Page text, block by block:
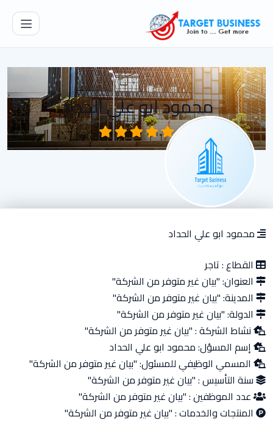
محمود ابو علي الحداد
محمود ابو علي الحداد
القطاع :تاجر
العنوان:"بيان غير متوفر من الشركة"
المدينة:"بيان غير متوفر من الشركة"
الدولة:"بيان غير متوفر من الشركة"
نشاط الشركة :"بيان غير متوفر من الشركة"
إسم المسؤل:محمود ابو علي الحداد
المسمي الوظيفي للمسئول:"بيان غير متوفر من الشركة"
سنة التأسيس :"بيان غير متوفر من الشركة"
عدد الموظفين :"بيان غير متوفر من الشركة"
المنتجات والخدمات :"بيان غير متوفر من الشركة"